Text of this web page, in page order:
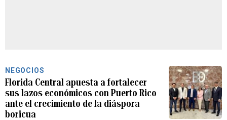
NEGOCIOS
Florida Central apuesta a fortalecer
sus lazos económicos con Puerto Rico
ante el crecimiento de la diáspora
boricua